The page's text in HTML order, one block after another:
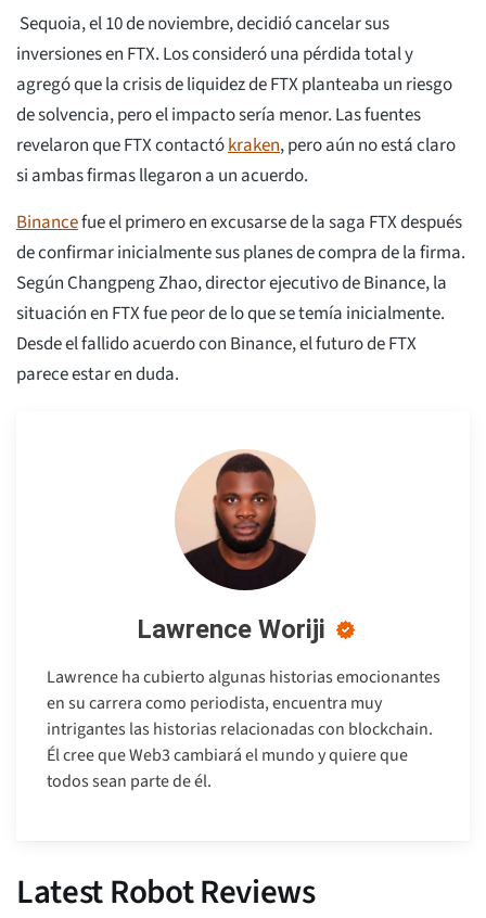
Sequoia, el 10 de noviembre, decidió cancelar sus
inversiones en FTX. Los consideró una pérdida total y
agregó que la crisis de liquidez de FTX planteaba un riesgo
de solvencia, pero el impacto sería menor. Las fuentes
revelaron que FTX contactókraken, pero aún no está claro
si ambas firmas llegaron a un acuerdo.
Binancefue el primero en excusarse de la saga FTX después
de confirmar inicialmente sus planes de compra de la firma.
Según Changpeng Zhao, director ejecutivo de Binance, la
situación en FTX fue peor de lo que se temía inicialmente.
Desde el fallido acuerdo con Binance, el futuro de FTX
parece estar en duda.
Lawrence Woriji
Lawrence ha cubierto algunas historias emocionantes
en su carrera como periodista, encuentra muy
intrigantes las historias relacionadas con blockchain.
Él cree que Web3 cambiará el mundo y quiere que
todos sean parte de él.
Latest Robot Reviews